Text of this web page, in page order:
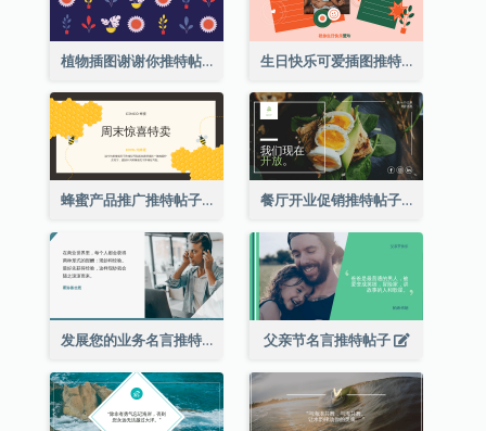
植物插图谢谢你推特帖子 生日快乐可爱插图推特帖子
蜂蜜产品推广推特帖子 餐厅开业促销推特帖子
发展您的业务名言推特帖子 父亲节名言推特帖子